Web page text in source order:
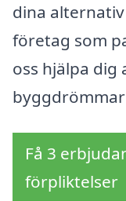
dina
företag som
oss hjälpa
Få 3
förpliktelser